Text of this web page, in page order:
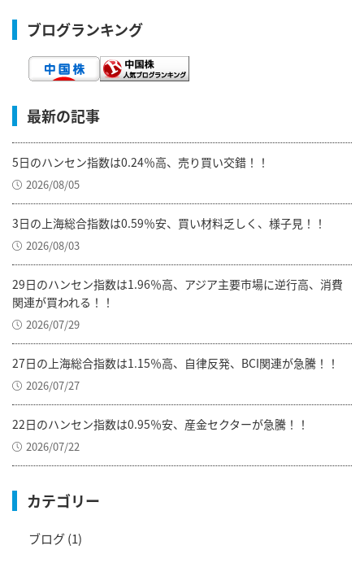
ブログランキング
最新の記事
5日のハンセン指数は0.24％高、売り買い交錯！！
2026/08/05
3日の上海総合指数は0.59％安、買い材料乏しく、様子見！！
2026/08/03
29日のハンセン指数は1.96％高、アジア主要市場に逆行高、消費
関連が買われる！！
2026/07/29
27日の上海総合指数は1.15％高、自律反発、BCI関連が急騰！！
2026/07/27
22日のハンセン指数は0.95％安、産金セクターが急騰！！
2026/07/22
カテゴリー
ブログ(1)